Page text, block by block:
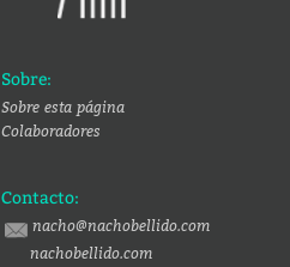
Sobre:
Sobre esta página
Colaboradores
Contacto:
nacho@nachobellido.com
nachobellido.com